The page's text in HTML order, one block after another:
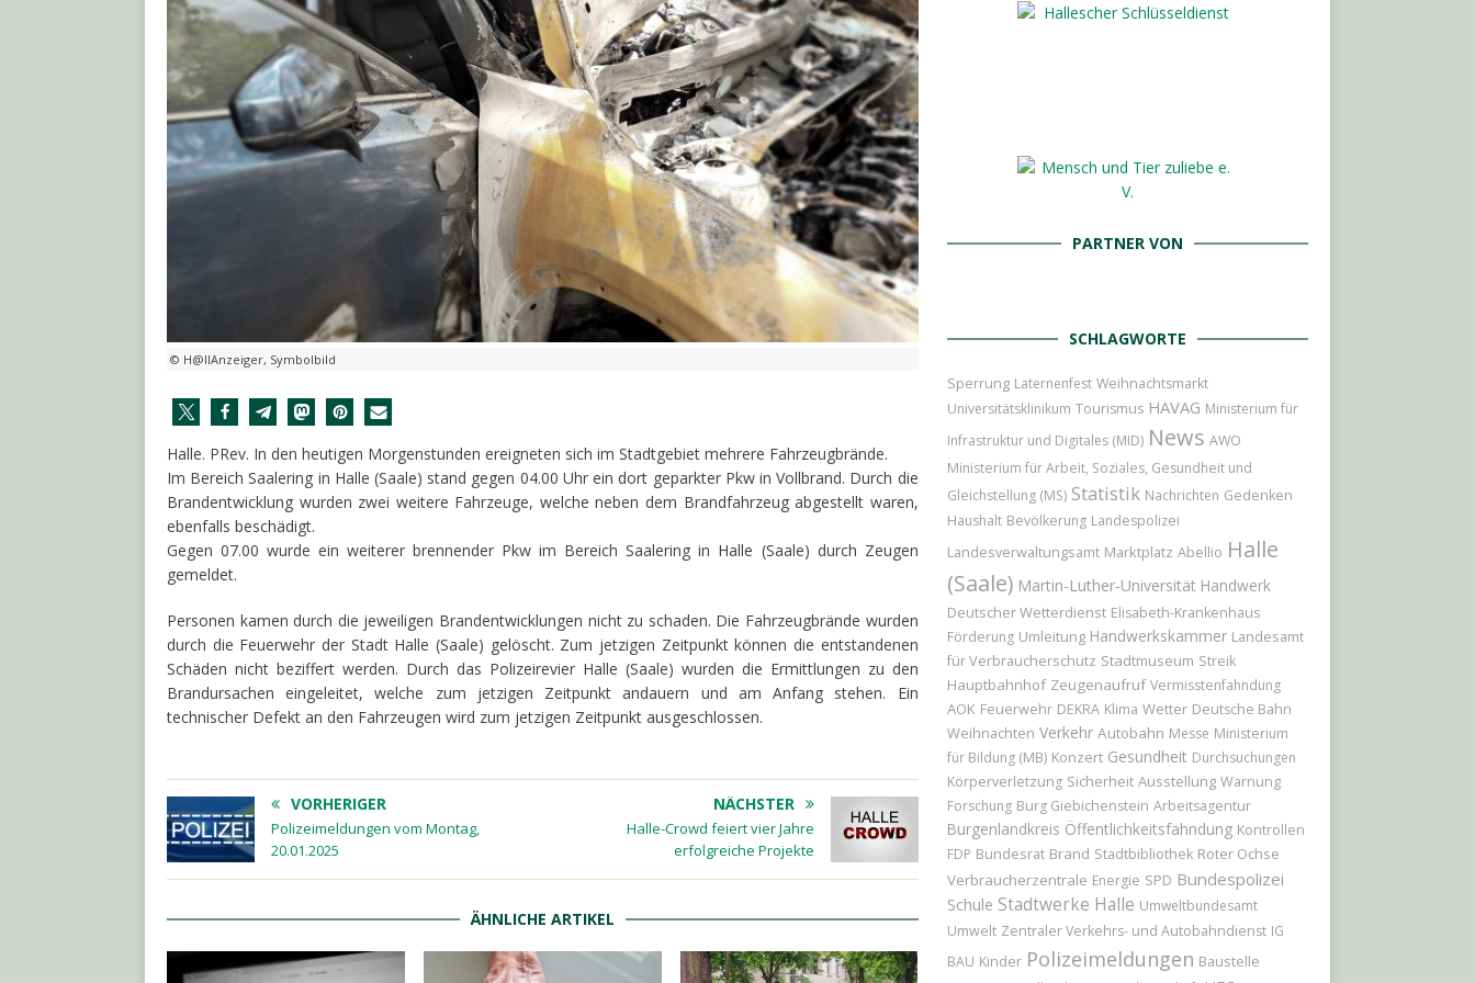
© H@llAnzeiger, Symbolbild
Halle. PRev. In den heutigen Morgenstunden ereigneten sich im Stadtgebiet mehrere Fahrzeugbrände.
Im Bereich Saalering in Halle (Saale) stand gegen 04.00 Uhr ein dort geparkter Pkw in Vollbrand. Durch die
Brandentwicklung wurden zwei weitere Fahrzeuge, welche neben dem Brandfahrzeug abgestellt waren,
ebenfalls beschädigt.
Gegen 07.00 wurde ein weiterer brennender Pkw im Bereich Saalering in Halle (Saale) durch Zeugen
gemeldet.
Personen kamen durch die jeweiligen Brandentwicklungen nicht zu schaden. Die Fahrzeugbrände wurden
durch die Feuerwehr der Stadt Halle (Saale) gelöscht. Zum jetzigen Zeitpunkt können die entstandenen
Schäden nicht beziffert werden. Durch das Polizeirevier Halle (Saale) wurden die Ermittlungen zu den
Brandursachen eingeleitet, welche zum jetzigen Zeitpunkt andauern und am Anfang stehen. Ein
technischer Defekt an den Fahrzeugen wird zum jetzigen Zeitpunkt ausgeschlossen.
VORHERIGER
Polizeimeldungen vom Montag,
20.01.2025
NÄCHSTER
Halle-Crowd feiert vier Jahre
erfolgreiche Projekte
ÄHNLICHE ARTIKEL
PARTNER VON
SCHLAGWORTE
Sperrung Laternenfest Weihnachtsmarkt
Universitätsklinikum Tourismus HAVAG Ministerium für
Infrastruktur und Digitales (MID) News AWO
Ministerium für Arbeit, Soziales, Gesundheit und
Gleichstellung (MS) Statistik Nachrichten Gedenken
Haushalt Bevölkerung Landespolizei
Landesverwaltungsamt Marktplatz Abellio Halle
(Saale) Martin-Luther-Universität Handwerk
Deutscher Wetterdienst Elisabeth-Krankenhaus
Förderung Umleitung Handwerkskammer Landesamt
für Verbraucherschutz Stadtmuseum Streik
Hauptbahnhof Zeugenaufruf Vermisstenfahndung
AOK Feuerwehr DEKRA Klima Wetter Deutsche Bahn
Weihnachten Verkehr Autobahn Messe Ministerium
für Bildung (MB) Konzert Gesundheit Durchsuchungen
Körperverletzung Sicherheit Ausstellung Warnung
Forschung Burg Giebichenstein Arbeitsagentur
Burgenlandkreis Öffentlichkeitsfahndung Kontrollen
FDP Bundesrat Brand Stadtbibliothek Roter Ochse
Verbraucherzentrale Energie SPD Bundespolizei
Schule Stadtwerke Halle Umweltbundesamt
Umwelt Zentraler Verkehrs- und Autobahndienst IG
BAU Kinder Polizeimeldungen Baustelle